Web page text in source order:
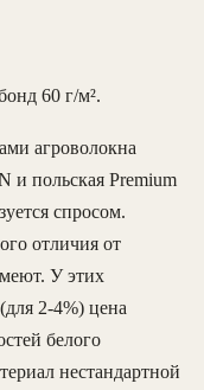
60 г/м².
агроволокна
и польская Premium
спросом.
отличия от
У этих
2-4%) цена
белого
нестандартной